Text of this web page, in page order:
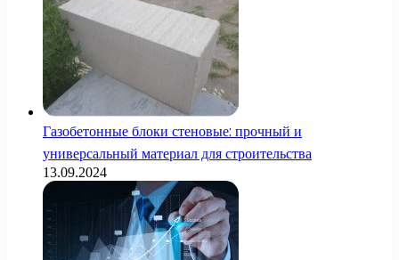
Газобетонные блоки стеновые: прочный и
универсальный материал для строительства
13.09.2024